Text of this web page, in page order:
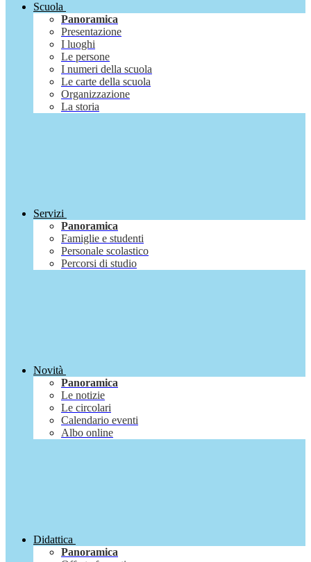
Scuola
Panoramica
Presentazione
I luoghi
Le persone
I numeri della scuola
Le carte della scuola
Organizzazione
La storia
Servizi
Panoramica
Famiglie e studenti
Personale scolastico
Percorsi di studio
Novità
Panoramica
Le notizie
Le circolari
Calendario eventi
Albo online
Didattica
Panoramica